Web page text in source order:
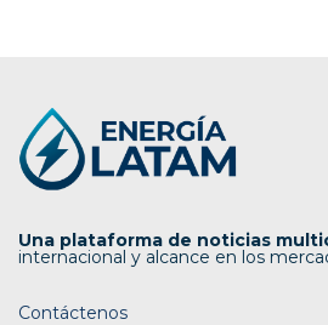
Una plataforma de noticias
internacional y alcance en los
Contáctenos